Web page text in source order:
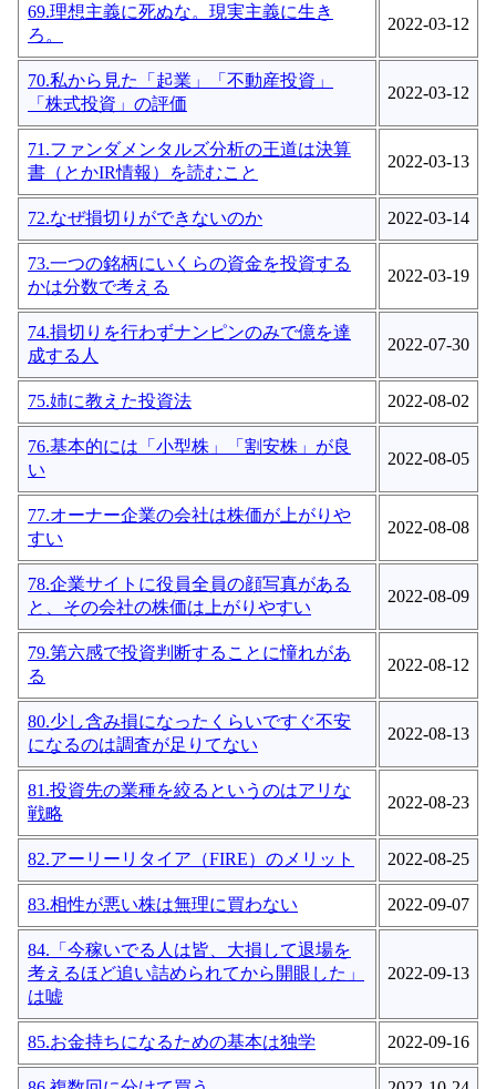
69.理想主義に死ぬな。現実主義に生き
ろ。
2022-03-12
70.私から見た「起業」「不動産投資」
「株式投資」の評価
2022-03-12
71.ファンダメンタルズ分析の王道は決算
書（とかIR情報）を読むこと
2022-03-13
72.なぜ損切りができないのか 2022-03-14
73.一つの銘柄にいくらの資金を投資する
かは分数で考える
2022-03-19
74.損切りを行わずナンピンのみで億を達
成する人
2022-07-30
75.姉に教えた投資法 2022-08-02
76.基本的には「小型株」「割安株」が良
い
2022-08-05
77.オーナー企業の会社は株価が上がりや
すい
2022-08-08
78.企業サイトに役員全員の顔写真がある
と、その会社の株価は上がりやすい
2022-08-09
79.第六感で投資判断することに憧れがあ
る
2022-08-12
80.少し含み損になったくらいですぐ不安
になるのは調査が足りてない
2022-08-13
81.投資先の業種を絞るというのはアリな
戦略
2022-08-23
82.アーリーリタイア（FIRE）のメリット 2022-08-25
83.相性が悪い株は無理に買わない 2022-09-07
84.「今稼いでる人は皆、大損して退場を
考えるほど追い詰められてから開眼した」
は嘘
2022-09-13
85.お金持ちになるための基本は独学 2022-09-16